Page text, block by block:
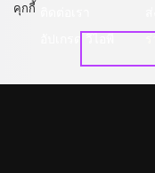
คุกกี้